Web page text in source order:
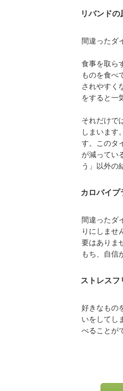
リバンドの
間違ったダ
食事を取ら
ものを食べ
されやすく
をすると一
それだけで
しまいます
す。このタ
が減ってい
う」以外の
カロバイプ
間違ったダ
りにしませ
要はありま
もち、自信
ストレスフ
好きなもの
いをしてし
べることが